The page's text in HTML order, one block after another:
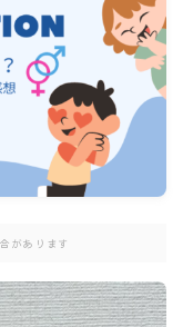
があります